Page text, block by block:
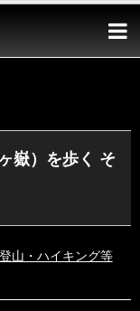
嶽）を歩く そ
登山・ハイキング等